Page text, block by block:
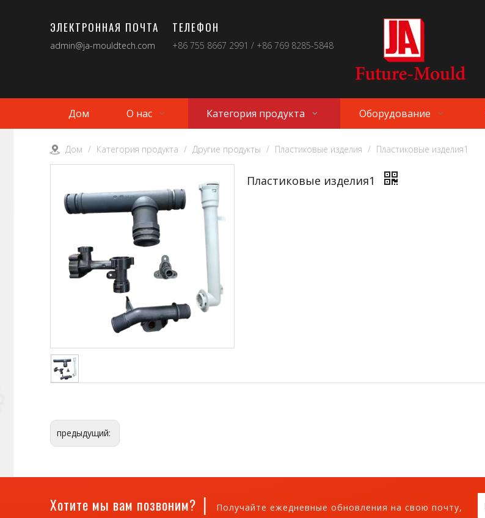
ЭЛЕКТРОННАЯ ПОЧТА
admin@ja-mouldtech.com
ТЕЛЕФОН
+86 755 8667 2991 / +86 769 8285-5848
Дом О нас Категория продукта Оборудование
Дом / Категория продукта / Другие продукты / Пластиковые изделия / Пластиковые изделия1
Пластиковые изделия1
предыдущий:
Хотите мы вам позвоним? | Получайте ежедневные обновления на свою почту,